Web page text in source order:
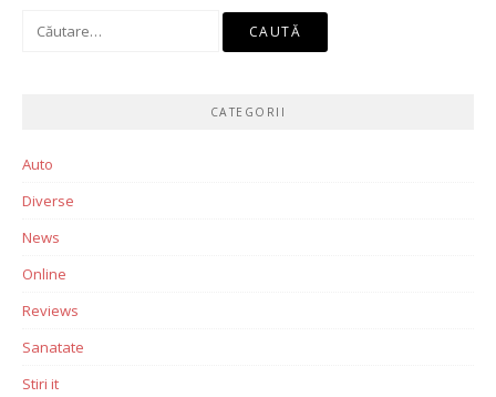
Caută
CATEGORII
Auto
Diverse
News
Online
Reviews
Sanatate
Stiri it